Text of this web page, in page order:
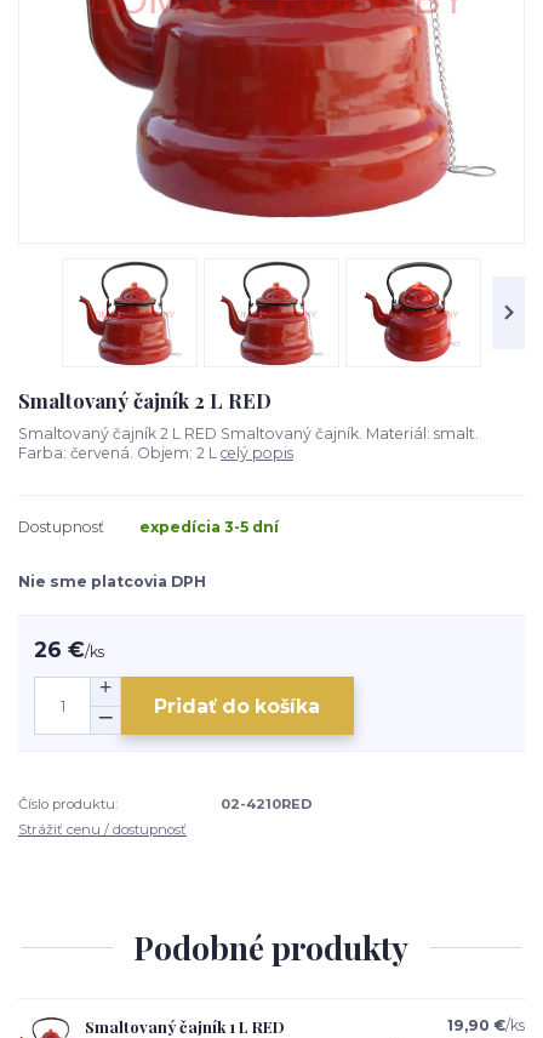
Smaltovaný čajník 2 L RED
Smaltovaný čajník 2 L RED Smaltovaný čajník. Materiál: smalt.
Farba: červená. Objem: 2 L celý popis
Dostupnosť expedícia 3-5 dní
Nie sme platcovia DPH
26 €/ks
Pridať do košíka
Číslo produktu:
02-4210RED
Strážiť cenu / dostupnosť
Podobné produkty
Smaltovaný čajník 1 L RED 19,90 €/ks